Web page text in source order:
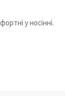
у носінні.